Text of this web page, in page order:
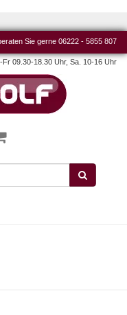
Sie gerne 06222 - 5855 807
Fr 09.30-18.30 Uhr, Sa. 10-16 Uhr